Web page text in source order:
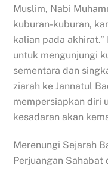
Muslim, Nabi
kuburan-kuburan,
kalian pada
untuk mengunjungi
sementara dan
ziarah ke Jannatul
mempersiapkan diri
kesadaran akan
Merenungi Sejarah
Perjuangan Sahabat